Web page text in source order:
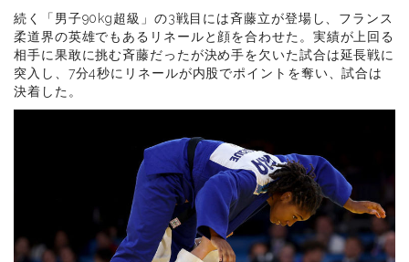
続く「男子90kg超級」の3戦目には斉藤立が登場し、フランス
柔道界の英雄でもあるリネールと顔を合わせた。実績が上回る
相手に果敢に挑む斉藤だったが決め手を欠いた試合は延長戦に
突入し、7分4秒にリネールが内股でポイントを奪い、試合は
決着した。